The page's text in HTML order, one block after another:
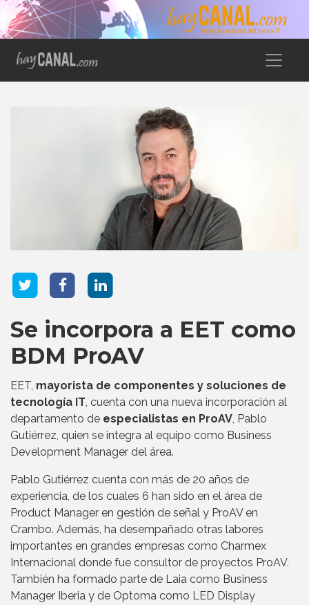
Se incorpora a EET como
BDM ProAV
EET, mayorista de componentes y soluciones de
tecnología IT, cuenta con una nueva incorporación al
departamento de especialistas en ProAV, Pablo
Gutiérrez, quien se integra al equipo como Business
Development Manager del área.
Pablo Gutiérrez cuenta con más de 20 años de
experiencia, de los cuales 6 han sido en el área de
Product Manager en gestión de señal y ProAV en
Crambo. Además, ha desempañado otras labores
importantes en grandes empresas como Charmex
Internacional donde fue consultor de proyectos ProAV.
También ha formado parte de Laia como Business
Manager Iberia y de Optoma como LED Display